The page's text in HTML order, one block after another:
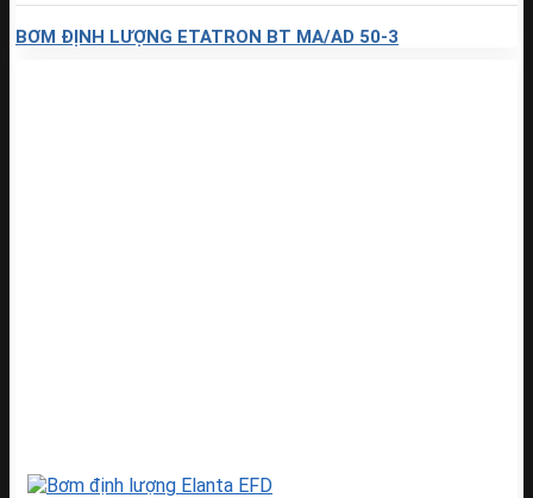
BƠM ĐỊNH LƯỢNG ETATRON BT MA/AD 50-3